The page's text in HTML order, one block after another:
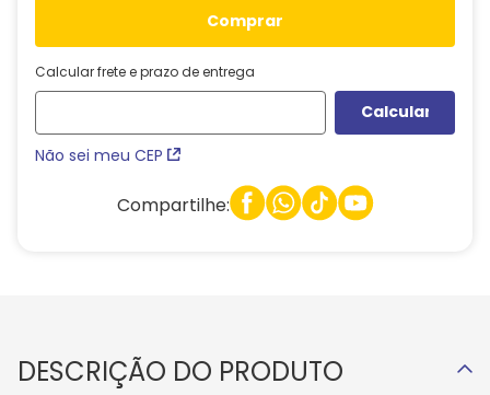
comprar
Calcular frete e prazo de entrega
Não sei meu CEP
Compartilhe:
DESCRIÇÃO DO PRODUTO